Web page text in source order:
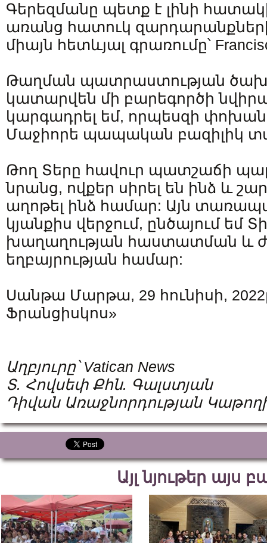
Գերեզմանը պետք է լինի
առանց հատուկ
միայն հետևյալ գրառումը՝
Թաղման պատրաստության
կատարվեն մի բարեգործի
կարգադրել եմ, որպեսզի
Մաջիորե պապական բազիլիկ
Թող Տերը հավուր պատշաճի
նրանց, ովքեր սիրել են ինձ և
աղոթել ինձ համար: Այն
կյանքիս վերջում, ընծայում եմ
խաղաղության հաստատման և
եղբայրության համար:
Սանթա Մարթա, 29 հունիսի,
Ֆրանցիսկոս»
Աղբյուրը՝Vatican News
Տ. Հովսեփ Քհն. Գալստյան
Դիվան Առաջնորդության
Այլ նյութեր այս